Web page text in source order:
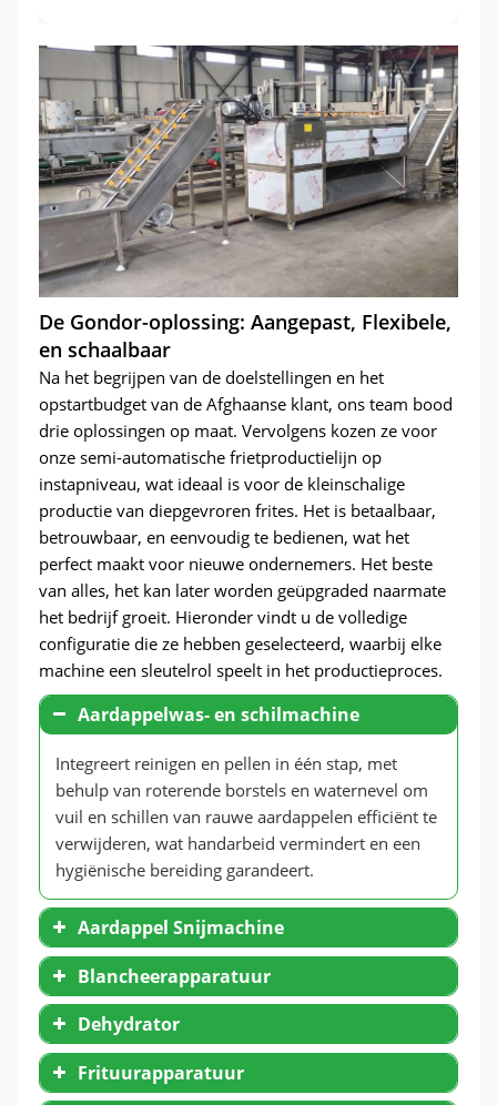
De Gondor-oplossing: Aangepast, Flexibele,
en schaalbaar
Na het begrijpen van de doelstellingen en het
opstartbudget van de Afghaanse klant, ons team bood
drie oplossingen op maat. Vervolgens kozen ze voor
onze semi-automatische frietproductielijn op
instapniveau, wat ideaal is voor de kleinschalige
productie van diepgevroren frites. Het is betaalbaar,
betrouwbaar, en eenvoudig te bedienen, wat het
perfect maakt voor nieuwe ondernemers. Het beste
van alles, het kan later worden geüpgraded naarmate
het bedrijf groeit. Hieronder vindt u de volledige
configuratie die ze hebben geselecteerd, waarbij elke
machine een sleutelrol speelt in het productieproces.
Aardappelwas- en schilmachine
Integreert reinigen en pellen in één stap, met
behulp van roterende borstels en waternevel om
vuil en schillen van rauwe aardappelen efficiënt te
verwijderen, wat handarbeid vermindert en een
hygiënische bereiding garandeert.
Aardappel Snijmachine
Blancheerapparatuur
Dehydrator
Frituurapparatuur